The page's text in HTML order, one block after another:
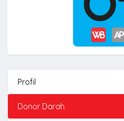
Profil
Donor Darah